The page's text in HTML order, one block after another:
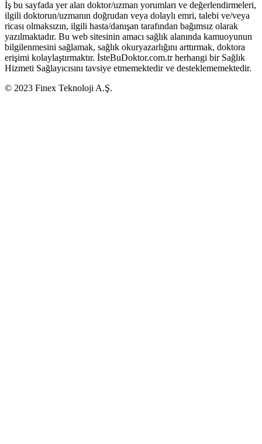
İş bu sayfada yer alan doktor/uzman yorumları ve değerlendirmeleri,
ilgili doktorun/uzmanın doğrudan veya dolaylı emri, talebi ve/veya
ricası olmaksızın, ilgili hasta/danışan tarafından bağımsız olarak
yazılmaktadır. Bu web sitesinin amacı sağlık alanında kamuoyunun
bilgilenmesini sağlamak, sağlık okuryazarlığını arttırmak, doktora
erişimi kolaylaştırmaktır. İsteBuDoktor.com.tr herhangi bir Sağlık
Hizmeti Sağlayıcısını tavsiye etmemektedir ve desteklememektedir.
© 2023 Finex Teknoloji A.Ş.